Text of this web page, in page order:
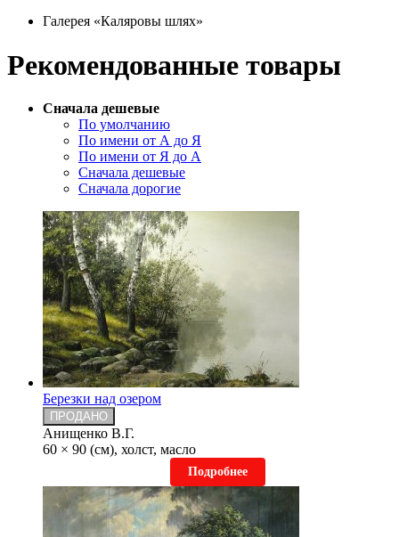
Галерея «Каляровы шлях»
Рекомендованные товары
Сначала дешевые
По умолчанию
По имени от А до Я
По имени от Я до А
Сначала дешевые
Сначала дорогие
Березки над озером
ПРОДАНО
Анищенко В.Г.
60 × 90 (см), холст, масло
Подробнее